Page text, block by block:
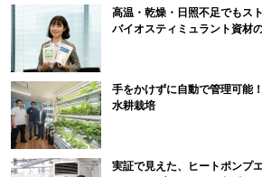
高温・乾燥・日照不足でもス
バイオスティミュラント資材
手をかけずに自動で管理可能
水耕栽培
実証で見えた、ヒートポンプ